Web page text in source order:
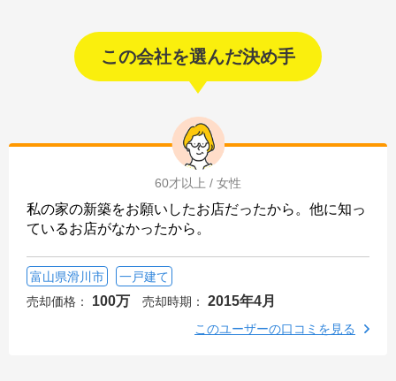
この会社を選んだ決め手
60才以上 / 女性
私の家の新築をお願いしたお店だったから。他に知っ
ているお店がなかったから。
富山県滑川市
一戸建て
売却価格：
100万 売却時期： 2015年4月
このユーザーの口コミを見る